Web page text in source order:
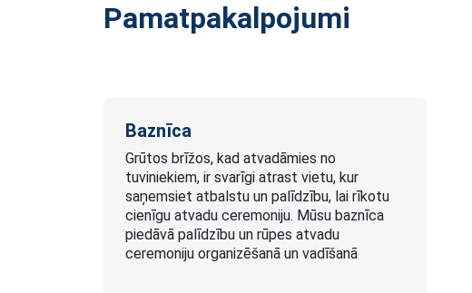
Pamatpakalpojumi
Baznīca
Grūtos brīžos, kad atvadāmies no
tuviniekiem, ir svarīgi atrast vietu, kur
saņemsiet atbalstu un palīdzību, lai rīkotu
cienīgu atvadu ceremoniju. Mūsu baznīca
piedāvā palīdzību un rūpes atvadu
ceremoniju organizēšanā un vadīšanā